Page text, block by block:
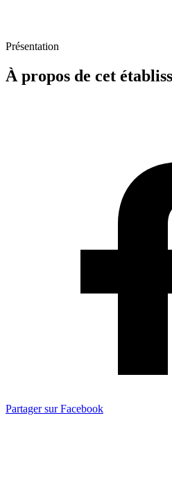
Présentation
À propos de cet
Partager sur Facebook